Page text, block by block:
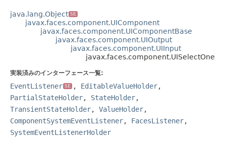
java.lang.Object SE
javax.faces.component.UIComponent
javax.faces.component.UIComponentBase
javax.faces.component.UIOutput
javax.faces.component.UIInput
javax.faces.component.UISelectOne
実装済みのインターフェース一覧:
EventListener SE , EditableValueHolder,
PartialStateHolder, StateHolder,
TransientStateHolder, ValueHolder,
ComponentSystemEventListener, FacesListener,
SystemEventListenerHolder